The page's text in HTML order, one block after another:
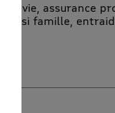
vie, assurance
aussi famille,